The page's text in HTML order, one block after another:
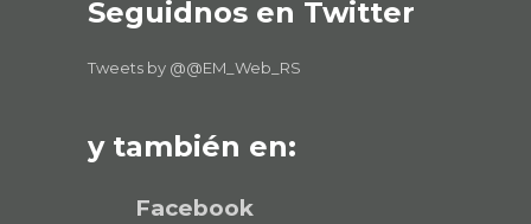
Seguidnos en Twitter
Tweets by @@EM_Web_RS
y también en:
Facebook